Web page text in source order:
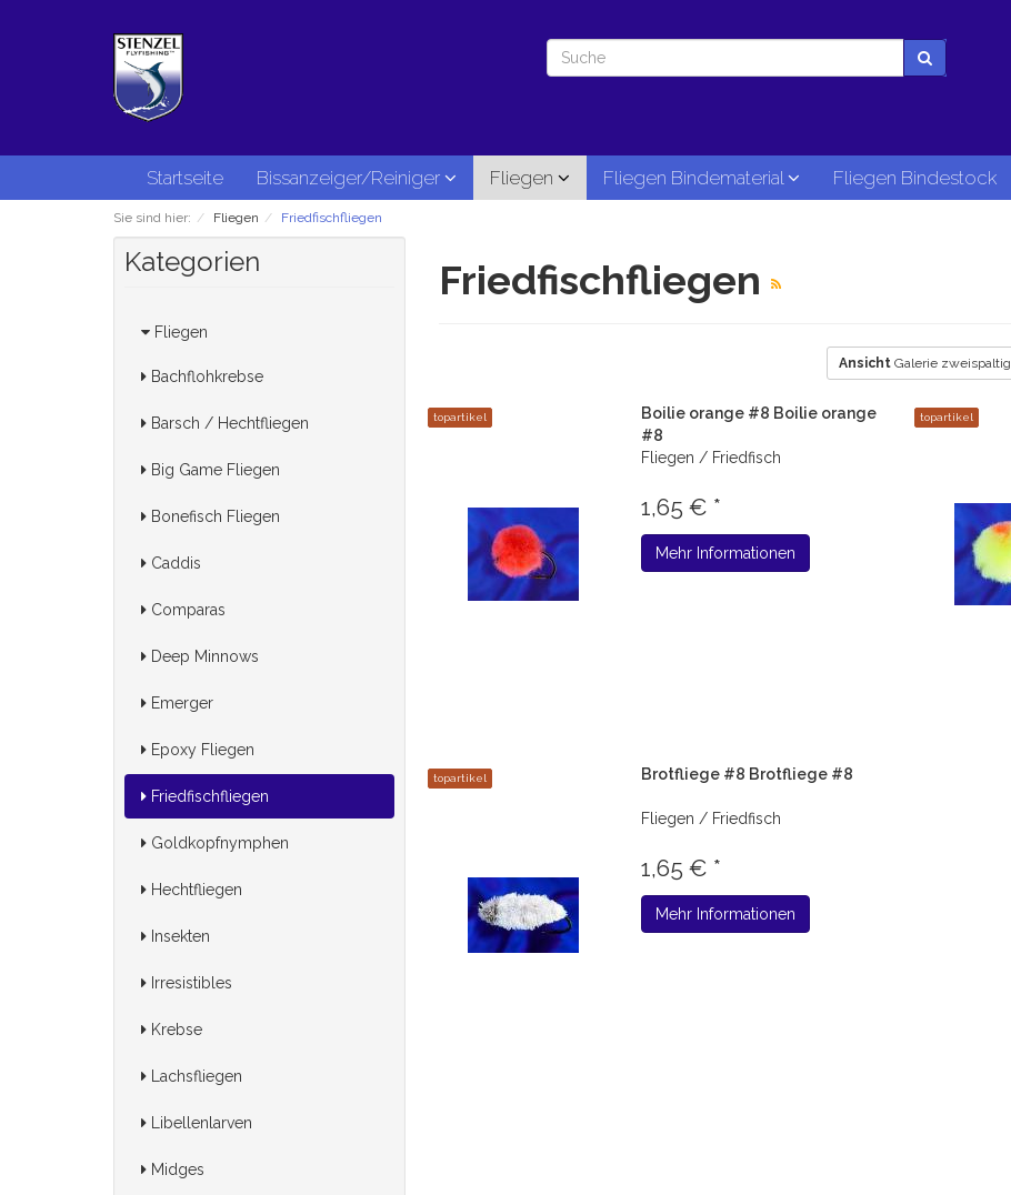
Startseite Bissanzeiger/Reiniger Fliegen Fliegen Bindematerial Fliegen Bindestock
Sie sind hier: Fliegen Friedfischfliegen
Kategorien
Fliegen
Bachflohkrebse
Barsch / Hechtfliegen
Big Game Fliegen
Bonefisch Fliegen
Caddis
Comparas
Deep Minnows
Emerger
Epoxy Fliegen
Friedfischfliegen
Goldkopfnymphen
Hechtfliegen
Insekten
Irresistibles
Krebse
Lachsfliegen
Libellenlarven
Midges
Friedfischfliegen
Ansicht Galerie zweispaltig
topartikel
Boilie orange #8 Boilie orange
#8
Fliegen / Friedfisch
1,65 € *
Mehr Informationen
topartikel
topartikel Brotfliege #8 Brotfliege #8
Fliegen / Friedfisch
1,65 € *
Mehr Informationen